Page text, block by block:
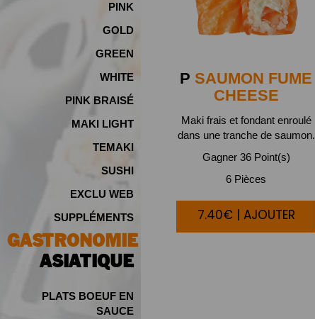
PINK
GOLD
GREEN
WHITE
PINK BRAISÉ
MAKI LIGHT
TEMAKI
SUSHI
EXCLU WEB
SUPPLÉMENTS
GASTRONOMIE
ASIATIQUE
PLATS BOEUF EN
SAUCE
P SAUMON FUME
CHEESE
Maki frais et fondant enroulé
dans une tranche de saumon.
Gagner 36 Point(s)
6 Pièces
7.40€ | AJOUTER